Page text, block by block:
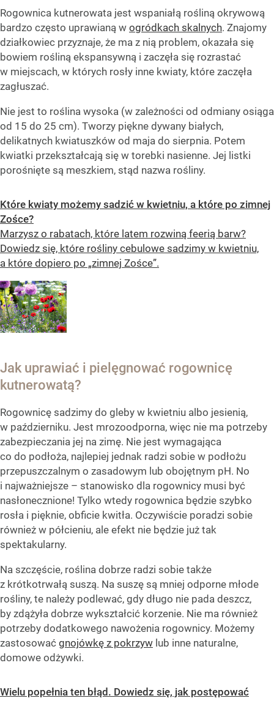
Rogownica kutnerowata jest wspaniałą rośliną okrywową
bardzo często uprawianą w ogródkach skalnych. Znajomy
działkowiec przyznaje, że ma z nią problem, okazała się
bowiem rośliną ekspansywną i zaczęła się rozrastać
w miejscach, w których rosły inne kwiaty, które zaczęła
zagłuszać.
Nie jest to roślina wysoka (w zależności od odmiany osiąga
od 15 do 25 cm). Tworzy piękne dywany białych,
delikatnych kwiatuszków od maja do sierpnia. Potem
kwiatki przekształcają się w torebki nasienne. Jej listki
porośnięte są meszkiem, stąd nazwa rośliny.
Które kwiaty możemy sadzić w kwietniu, a które po zimnej
Zośce?
Marzysz o rabatach, które latem rozwiną feerią barw?
Dowiedz się, które rośliny cebulowe sadzimy w kwietniu,
a które dopiero po „zimnej Zośce”.
Jak uprawiać i pielęgnować rogownicę
kutnerowatą?
Rogownicę sadzimy do gleby w kwietniu albo jesienią,
w październiku. Jest mrozoodporna, więc nie ma potrzeby
zabezpieczania jej na zimę. Nie jest wymagająca
co do podłoża, najlepiej jednak radzi sobie w podłożu
przepuszczalnym o zasadowym lub obojętnym pH. No
i najważniejsze – stanowisko dla rogownicy musi być
nasłonecznione! Tylko wtedy rogownica będzie szybko
rosła i pięknie, obficie kwitła. Oczywiście poradzi sobie
również w półcieniu, ale efekt nie będzie już tak
spektakularny.
Na szczęście, roślina dobrze radzi sobie także
z krótkotrwałą suszą. Na suszę są mniej odporne młode
rośliny, te należy podlewać, gdy długo nie pada deszcz,
by zdążyła dobrze wykształcić korzenie. Nie ma również
potrzeby dodatkowego nawożenia rogownicy. Możemy
zastosować gnojówkę z pokrzyw lub inne naturalne,
domowe odżywki.
Wielu popełnia ten błąd. Dowiedz się, jak postępować